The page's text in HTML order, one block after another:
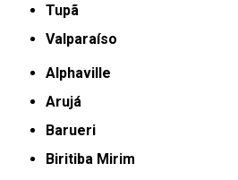
Tupã
Valparaíso
Alphaville
Arujá
Barueri
Biritiba Mirim